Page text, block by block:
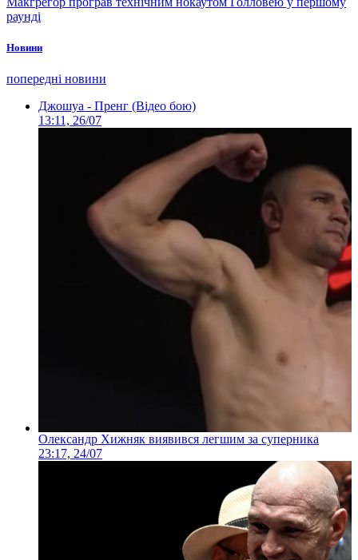
раунді
Новини
попередні новини
Джошуа - Пренг (Відео бою)
13:11, 26/07
Олександр Хижняк виявився легшим за суперника
23:17, 24/07